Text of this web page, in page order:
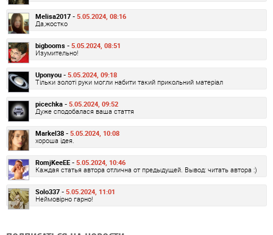
Melisa2017 - 5.05.2024, 08:16
Да,жостко
bigbooms - 5.05.2024, 08:51
Изумительно!
Uponyou - 5.05.2024, 09:18
Тільки золоті руки могли набити такий прикольний матеріал
picechka - 5.05.2024, 09:52
Дуже сподобалася ваша стаття
Markel38 - 5.05.2024, 10:08
хороша ідея.
RomjKeeEE - 5.05.2024, 10:46
Каждая статья автора отлична от предыдущей. Вывод: читать автора :)
Solo337 - 5.05.2024, 11:01
Неймовірно гарно!